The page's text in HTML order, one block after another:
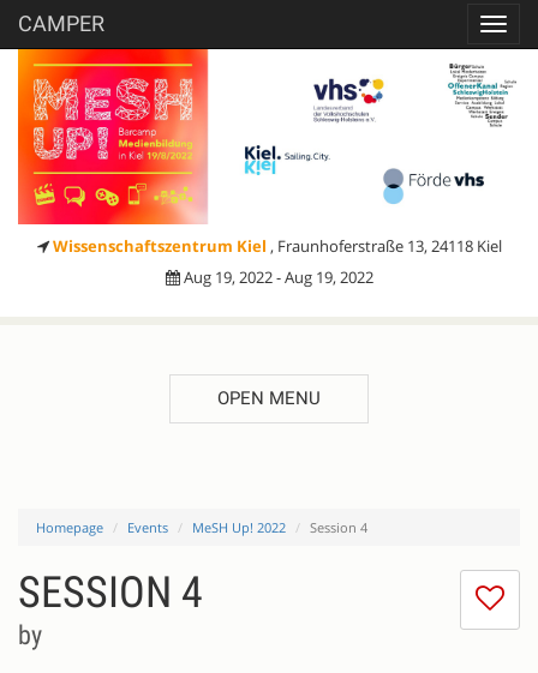
CAMPER
Wissenschaftszentrum Kiel , Fraunhoferstraße 13, 24118 Kiel
Aug 19, 2022 - Aug 19, 2022
OPEN MENU
Homepage Events MeSH Up! 2022 Session 4
I
SESSION 4
by